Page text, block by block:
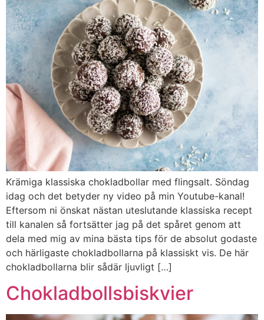
Krämiga klassiska chokladbollar med flingsalt. Söndag
idag och det betyder ny video på min Youtube-kanal!
Eftersom ni önskat nästan uteslutande klassiska recept
till kanalen så fortsätter jag på det spåret genom att
dela med mig av mina bästa tips för de absolut godaste
och härligaste chokladbollarna på klassiskt vis. De här
chokladbollarna blir sådär ljuvligt […]
Chokladbollsbiskvier